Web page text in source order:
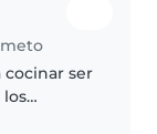
cocinar ser
los